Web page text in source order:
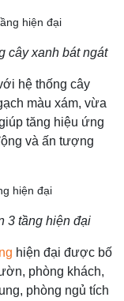
cây xanh bát ngát
hệ thống cây
màu xám, vừa
tăng hiệu ứng
và ấn tượng
3 tầng hiện đại
hiện đại được bố
phòng khách,
phòng ngủ tích